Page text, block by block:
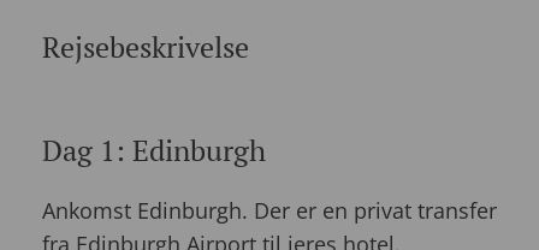
Rejsebeskrivelse
Dag 1: Edinburgh
Ankomst Edinburgh. Der er en privat transfer
fra Edinburgh Airport til jeres hotel.